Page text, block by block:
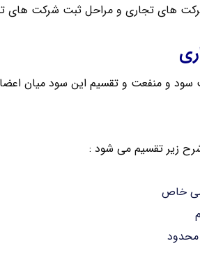
شرکت های تجاری و مراحل ثبت شرکت های
سود و منفعت و تقسیم این سود میان
زیر تقسیم می شود :
خاص